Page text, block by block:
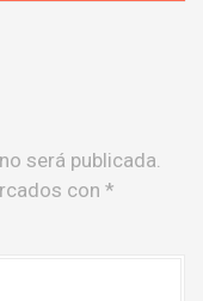
será publicada.
con *